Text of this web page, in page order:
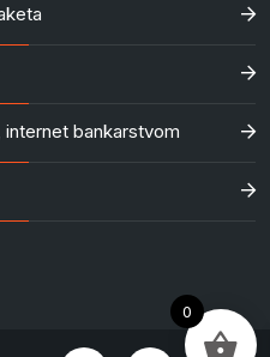
bankarstvom
0